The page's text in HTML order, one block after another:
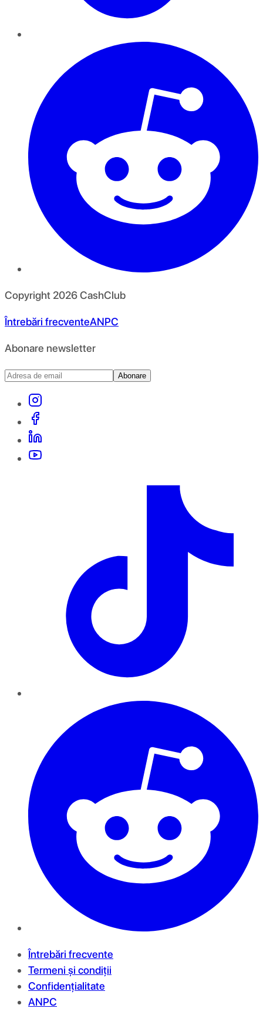
Copyright 2026CashClub
Întrebări frecventeANPC
Abonare newsletter
Abonare
Întrebări frecvente
Termeni și condiții
Confidențialitate
ANPC